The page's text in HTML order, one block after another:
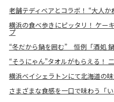
老舗テディベアとコラボ！ “大人か
横浜の食べ歩きにピッタリ！ ケー
プ
“冬だから鍋を囲む” 恒例「酒処 鍋
“そうにゃん”タオルがもらえる！
横浜ベイシェラトンにて北海道の
さまざまな食感を一口で味わう「